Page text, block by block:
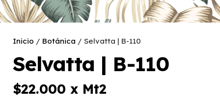
Inicio / Botánica / Selvatta | B-110
Selvatta | B-110
$22.000 x Mt2